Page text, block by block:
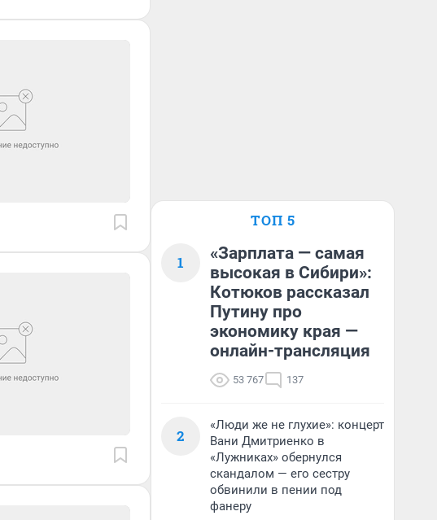
ТОП 5
1
«Зарплата — самая
высокая в Сибири»:
Котюков рассказал
Путину про
экономику края —
онлайн-трансляция
53 767 137
2
«Люди же не глухие»: концерт
Вани Дмитриенко в
«Лужниках» обернулся
скандалом — его сестру
обвинили в пении под
фанеру